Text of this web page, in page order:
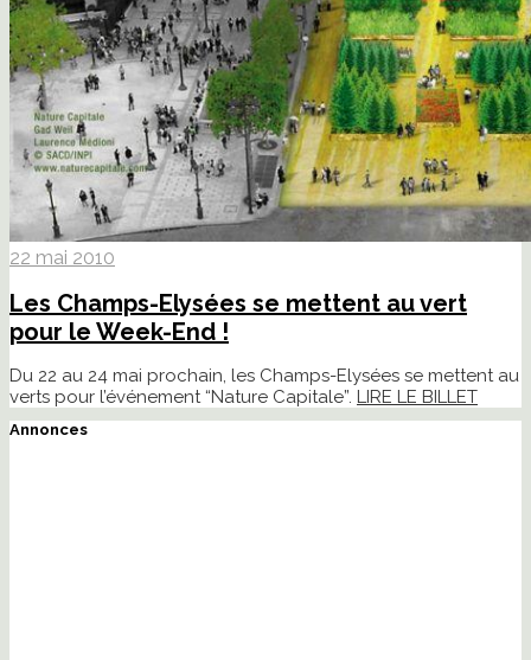
22 mai 2010
Les Champs-Elysées se mettent au vert
pour le Week-End !
Du 22 au 24 mai prochain, les Champs-Elysées se mettent au
verts pour l’événement “Nature Capitale”. LIRE LE BILLET
Annonces